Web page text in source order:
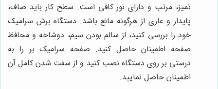
تمیز، مرتب و دارای نور کافی است. سطح کار باید صاف،
پایدار و عاری از هرگونه مانع باشد. دستگاه برش سرامیک
خود را بررسی کنید، از سالم بودن سیم، دوشاخه و محافظ
صفحه اطمینان حاصل کنید. صفحه سرامیک بر را به
درستی بر روی دستگاه نصب کنید و از سفت شدن کامل آن
اطمینان حاصل نمایید.